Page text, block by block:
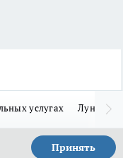
услугах Лунно-
Принять